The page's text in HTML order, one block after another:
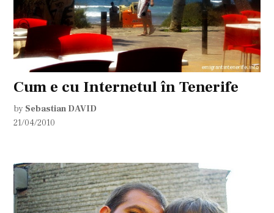
Cum e cu Internetul în Tenerife
by Sebastian DAVID
21/04/2010